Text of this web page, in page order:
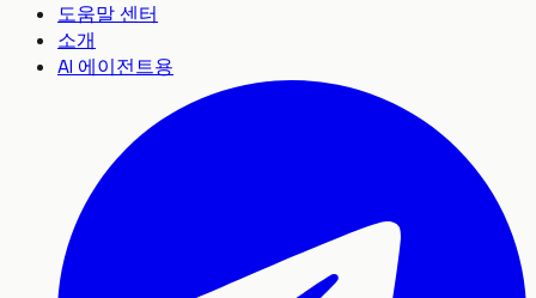
도움말 센터
소개
AI 에이전트용